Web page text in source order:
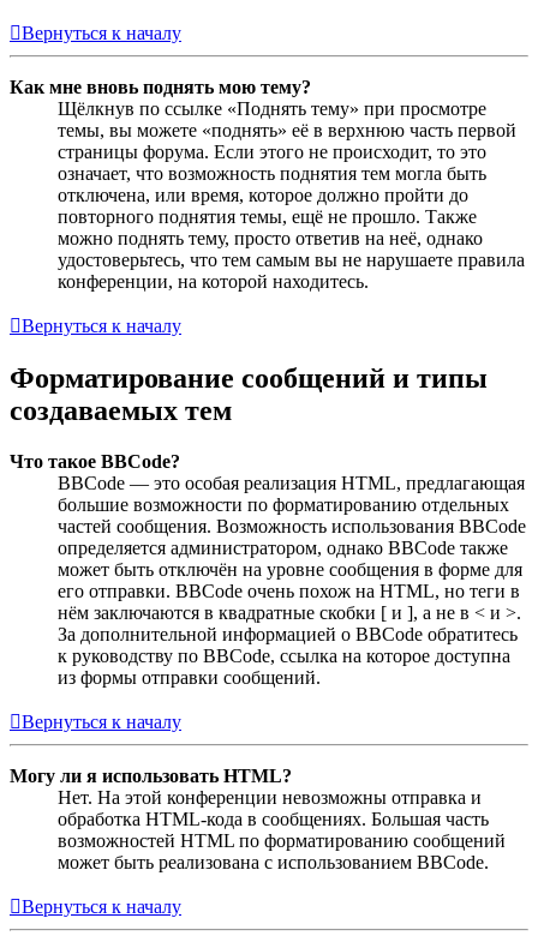
Вернуться к началу
Как мне вновь поднять мою тему?
Щёлкнув по ссылке «Поднять тему» при просмотре
темы, вы можете «поднять» её в верхнюю часть первой
страницы форума. Если этого не происходит, то это
означает, что возможность поднятия тем могла быть
отключена, или время, которое должно пройти до
повторного поднятия темы, ещё не прошло. Также
можно поднять тему, просто ответив на неё, однако
удостоверьтесь, что тем самым вы не нарушаете правила
конференции, на которой находитесь.
Вернуться к началу
Форматирование сообщений и типы
создаваемых тем
Что такое BBCode?
BBCode — это особая реализация HTML, предлагающая
большие возможности по форматированию отдельных
частей сообщения. Возможность использования BBCode
определяется администратором, однако BBCode также
может быть отключён на уровне сообщения в форме для
его отправки. BBCode очень похож на HTML, но теги в
нём заключаются в квадратные скобки [ и ], а не в < и >.
За дополнительной информацией о BBCode обратитесь
к руководству по BBCode, ссылка на которое доступна
из формы отправки сообщений.
Вернуться к началу
Могу ли я использовать HTML?
Нет. На этой конференции невозможны отправка и
обработка HTML-кода в сообщениях. Большая часть
возможностей HTML по форматированию сообщений
может быть реализована с использованием BBCode.
Вернуться к началу